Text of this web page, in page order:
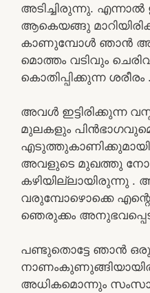
അടിച്ചിരുന്നു.
ആകെയങ്ങു
കാണുമ്പോൾ ഞാൻ
മൊത്തം വടിവും
കൊതിപ്പിക്കുന്ന ശരീരം .
അവൾ ഇട്ടിരിക്കുന്ന
മുലകളും
അവളുടെ മുഖത്തു
കഴിയില്ലായിരുന്നു
വരുമ്പോഴൊക്കെ
ഞെരുക്കം
പണ്ടുതൊട്ടേ ഞാൻ ഒരു
അധികമൊന്നും